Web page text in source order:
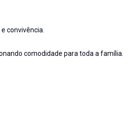
convivência.
comodidade para toda a família.